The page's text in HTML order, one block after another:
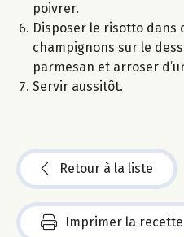
poivrer.
Disposer le risotto dans
champignons sur le
parmesan et arroser
Servir aussitôt.
Retour à la liste
Imprimer la recette